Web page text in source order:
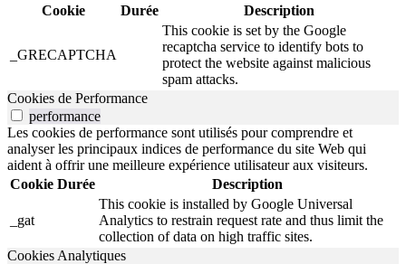
Cookie
Durée Description
_GRECAPTCHA
This cookie is set by the Google
recaptcha service to identify bots to
protect the website against malicious
spam attacks.
Cookies de Performance
performance
Les cookies de performance sont utilisés pour comprendre et
analyser les principaux indices de performance du site Web qui
aident à offrir une meilleure expérience utilisateur aux visiteurs.
Cookie Durée Description
_gat
This cookie is installed by Google Universal
Analytics to restrain request rate and thus limit the
collection of data on high traffic sites.
Cookies Analytiques